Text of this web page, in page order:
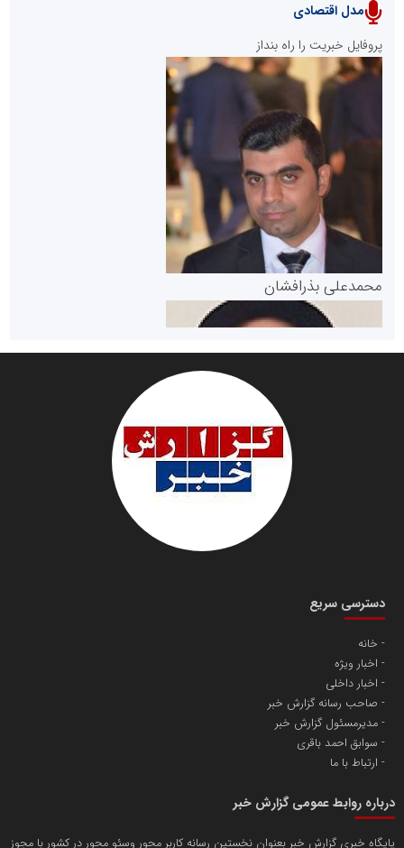
پایگاه خبری نهضت ملی مسکن
پایگاه خبری گفتمان یزد
دانشگاه سئوی ایران
پایگاه اطلاع رسانی اعتلای نهادهای مردمی
سازمان بورس و اوراق بهادار
مرجع اخبار موثق در بازارسرمایه
سازمان صنعت،معدن و تجارت
آهن و فولاد غدیر ایرانیان
تامین آهن اسفنجی تولیدکنندگان فولاد در کشور
مدل اقتصادی
پروفایل خبریت را راه بنداز
محمدعلی بذرافشان
مریم حاج نوروز نظری
مسعودصادقی
دسترسی سریع
خانه
اخبار ویژه
اخبار داخلی
صاحب رسانه گزارش خبر
مدیرمسئول گزارش خبر
سوابق احمد باقری
ارتباط با ما
درباره روابط عمومی گزارش خبر
پایگاه خبری گزارش خبر بعنوان نخستین رسانه کاربر محور وسئو محور در کشور با مجوز